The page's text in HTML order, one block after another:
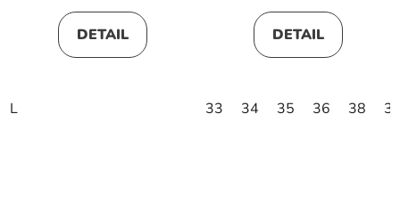
DETAIL
L
DETAIL
33 34 35 36 38